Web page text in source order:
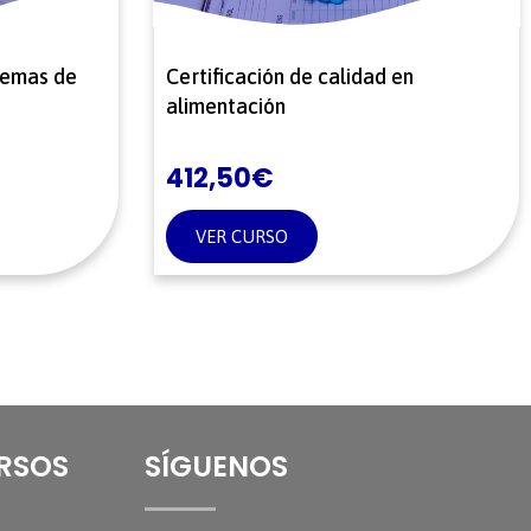
de
Certificación de calidad en
alimentación
412,50€
VER CURSO
SÍGUENOS